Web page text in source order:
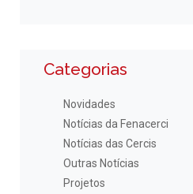
Categorias
Novidades
Notícias da Fenacerci
Notícias das Cercis
Outras Notícias
Projetos